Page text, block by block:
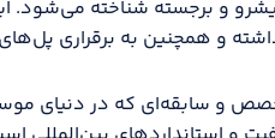
و برجسته شناخته می‌شود.
و همچنین به برقراری
و سابقه‌ای که در دنیای